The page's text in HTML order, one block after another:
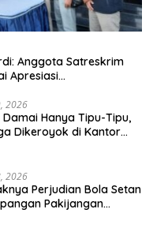
Anggota Satreskrim
Apresiasi
2026
Damai Hanya Tipu-Tipu,
Dikeroyok di Kantor
2026
Perjudian Bola Setan
Pakijangan